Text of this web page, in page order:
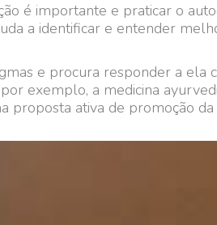
é importante e praticar o
a identificar e entender
e procura responder a
exemplo, a medicina
proposta ativa de promoção da